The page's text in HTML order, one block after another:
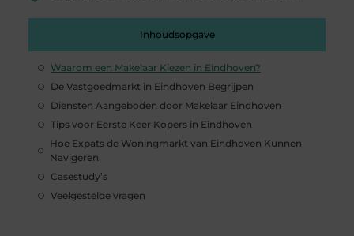
Inhoudsopgave
Waarom een Makelaar Kiezen in Eindhoven?
De Vastgoedmarkt in Eindhoven Begrijpen
Diensten Aangeboden door Makelaar Eindhoven
Tips voor Eerste Keer Kopers in Eindhoven
Hoe Expats de Woningmarkt van Eindhoven Kunnen
Navigeren
Casestudy’s
Veelgestelde vragen